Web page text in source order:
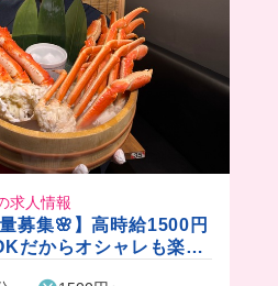
求人情報
募集🌸】高時給1500円
だからオシャレも楽し